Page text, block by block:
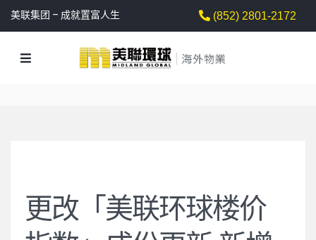
美联集团 – 成就置富人生 (852) 2801-2172
更改「美联环球楼价